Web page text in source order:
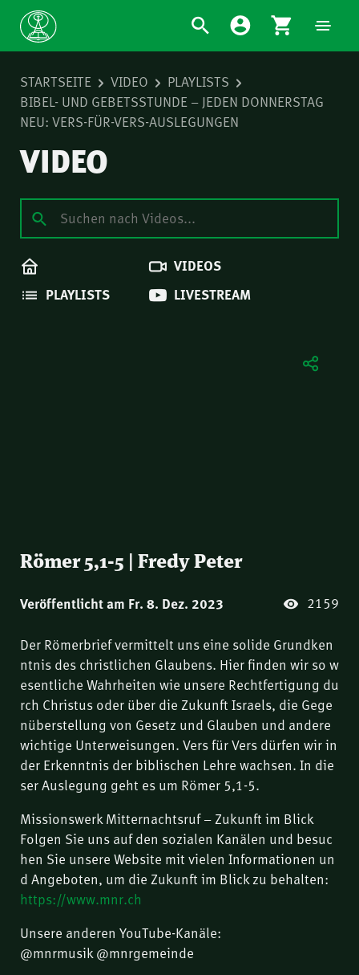
STARTSEITE VIDEO
PLAYLISTS
BIBEL- UND GEBETSSTUNDE – JEDEN DONNERSTAG
NEU: VERS-FÜR-VERS-AUSLEGUNGEN
VIDEO
VIDEOS
PLAYLISTS
LIVESTREAM
Römer 5,1-5 | Fredy Peter
Veröffentlicht am Fr. 8. Dez. 2023 2159
Der Römerbrief vermittelt uns eine solide Grundken
ntnis des christlichen Glaubens. Hier finden wir so w
esentliche Wahrheiten wie unsere Rechtfertigung du
rch Christus oder über die Zukunft Israels, die Gege
nüberstellung von Gesetz und Glauben und andere
wichtige Unterweisungen. Vers für Vers dürfen wir in
der Erkenntnis der biblischen Lehre wachsen. In die
ser Auslegung geht es um Römer 5,1-5.
Missionswerk Mitternachtsruf – Zukunft im Blick
Folgen Sie uns auf den sozialen Kanälen und besuc
hen Sie unsere Website mit vielen Informationen un
d Angeboten, um die Zukunft im Blick zu behalten:
https://www.mnr.ch
Unsere anderen YouTube-Kanäle:
@mnrmusik @mnrgemeinde